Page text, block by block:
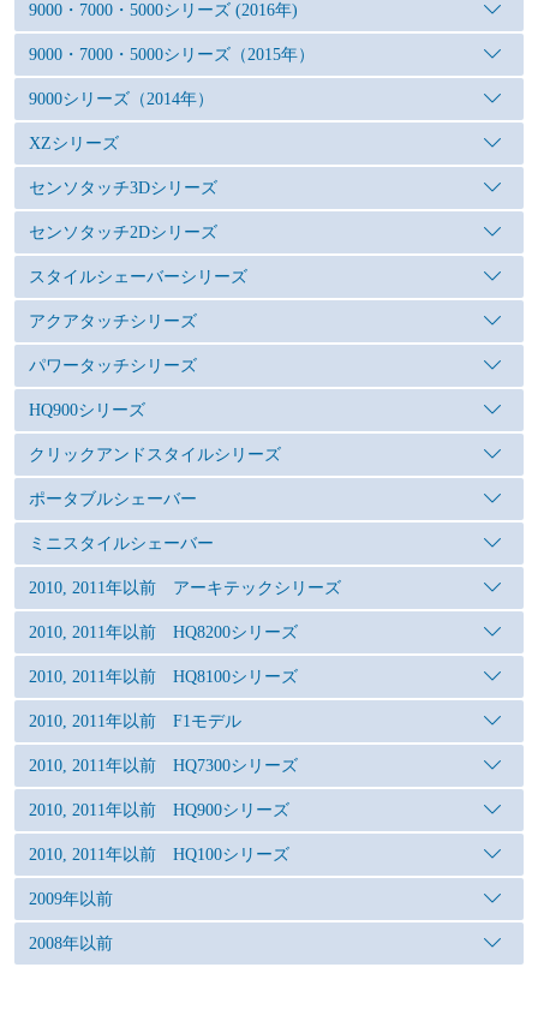
9000・7000・5000シリーズ (2016年)
9000・7000・5000シリーズ（2015年）
9000シリーズ（2014年）
XZシリーズ
センソタッチ3Dシリーズ
センソタッチ2Dシリーズ
スタイルシェーバーシリーズ
アクアタッチシリーズ
パワータッチシリーズ
HQ900シリーズ
クリックアンドスタイルシリーズ
ポータブルシェーバー
ミニスタイルシェーバー
2010, 2011年以前 アーキテックシリーズ
2010, 2011年以前 HQ8200シリーズ
2010, 2011年以前 HQ8100シリーズ
2010, 2011年以前 F1モデル
2010, 2011年以前 HQ7300シリーズ
2010, 2011年以前 HQ900シリーズ
2010, 2011年以前 HQ100シリーズ
2009年以前
2008年以前